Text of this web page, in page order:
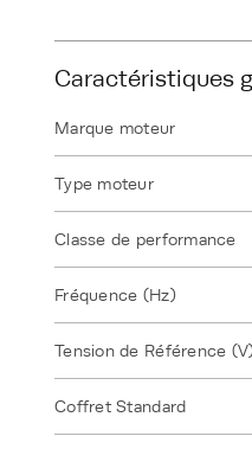
Caractéristiques
Marque moteur
Type moteur
Classe de performance
Fréquence (Hz)
Tension de Référence (V)
Coffret Standard